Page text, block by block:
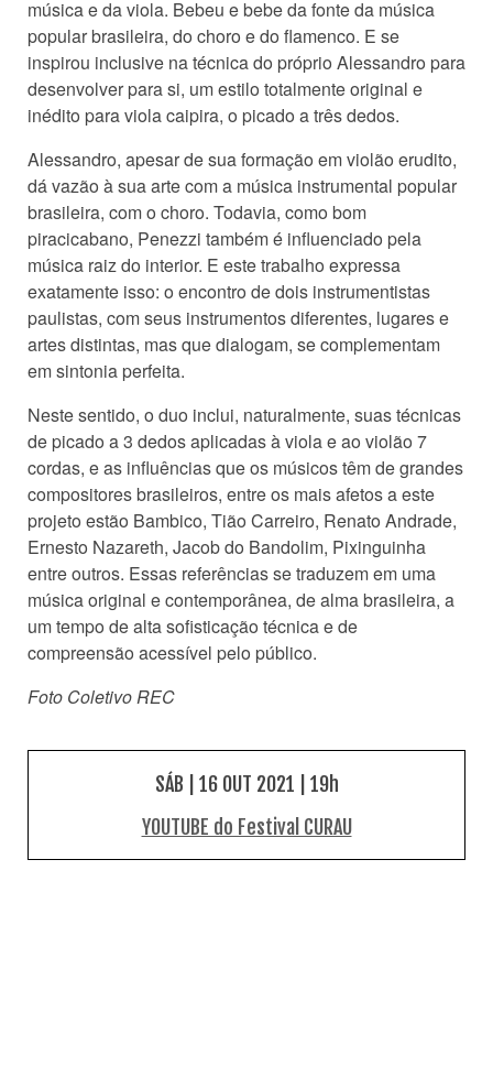
música e da viola. Bebeu e bebe da fonte da música
popular brasileira, do choro e do flamenco. E se
inspirou inclusive na técnica do próprio Alessandro para
desenvolver para si, um estilo totalmente original e
inédito para viola caipira, o picado a três dedos.
Alessandro, apesar de sua formação em violão erudito,
dá vazão à sua arte com a música instrumental popular
brasileira, com o choro. Todavia, como bom
piracicabano, Penezzi também é influenciado pela
música raiz do interior. E este trabalho expressa
exatamente isso: o encontro de dois instrumentistas
paulistas, com seus instrumentos diferentes, lugares e
artes distintas, mas que dialogam, se complementam
em sintonia perfeita.
Neste sentido, o duo inclui, naturalmente, suas técnicas
de picado a 3 dedos aplicadas à viola e ao violão 7
cordas, e as influências que os músicos têm de grandes
compositores brasileiros, entre os mais afetos a este
projeto estão Bambico, Tião Carreiro, Renato Andrade,
Ernesto Nazareth, Jacob do Bandolim, Pixinguinha
entre outros. Essas referências se traduzem em uma
música original e contemporânea, de alma brasileira, a
um tempo de alta sofisticação técnica e de
compreensão acessível pelo público.
Foto Coletivo REC
SÁB | 16 OUT 2021 | 19h
YOUTUBE do Festival CURAU